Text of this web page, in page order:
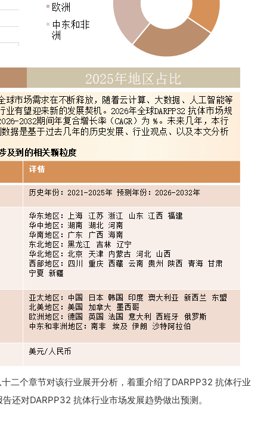
二个章节对该行业展开分析，着重介绍了DARPP32 抗体行业
还对DARPP32 抗体行业市场发展趋势做出预测。